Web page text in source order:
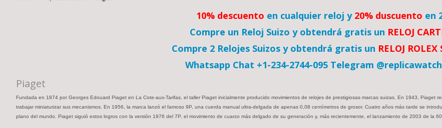
10% descuento en cualquier reloj y 20% duscuento en
Compre un Reloj Suizo y obtendrá gratis un RELOJ
Compre 2 Relojes Suizos y obtendrá gratis un RELOJ
Whatsapp Chat +1-234-2744-095 Telegram
Piaget
Fundada en 1874 por Georges Edouard Piaget en La Cote-aux-Tarifas, el taller Piaget inicialmente producido movimientos de relojes de prestigiosas marcas suizas. En 1943, Piaget
trabajar miniaturizar sus mecanismos. En 1956, la marca lanzó el famoso 9P, una cuerda manual ultra-delgada de apenas 0,08 centímetros de grosor. Cuatro años más tarde se
plano del mundo. Piaget siguió estos logros con la versión 1976 del 7P, el movimiento de cuarzo más delgado de su generación y, más recientemente, el lanzamiento de 2003 de la